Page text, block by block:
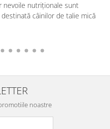
nevoile nutriționale sunt
câinilor de talie mică
noastre